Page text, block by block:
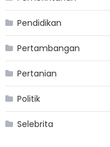
Pendidikan
Pertambangan
Pertanian
Politik
Selebrita